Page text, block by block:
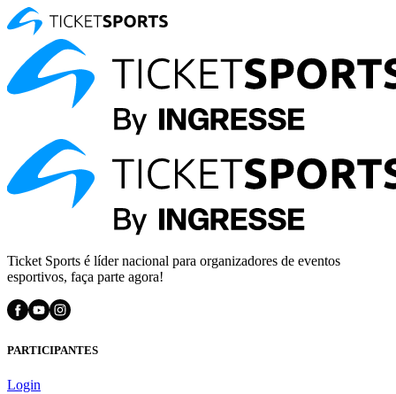
Ticket Sports é líder nacional para organizadores de eventos
esportivos, faça parte agora!
PARTICIPANTES
Login